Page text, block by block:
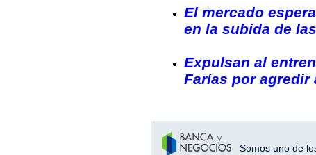
El mercado
en la subida de
Expulsan al
Farías por
Somos uno de